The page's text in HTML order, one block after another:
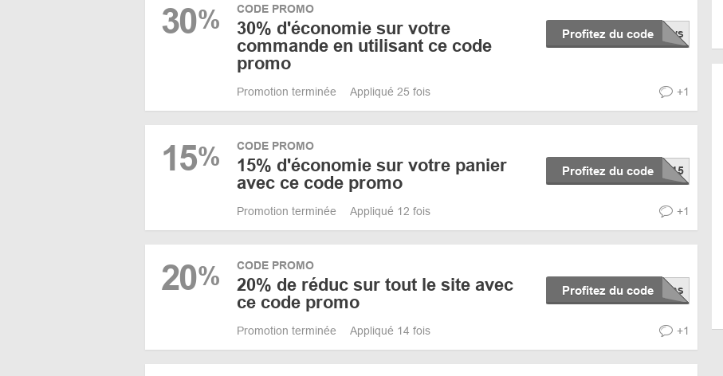
30% CODE PROMO
30% d'économie sur votre
commande en utilisant ce code
promo
Profitez du code
Promotion terminée Appliqué 25 fois +1
15% CODE PROMO
15% d'économie sur votre panier
avec ce code promo
Profitez du code
Promotion terminée Appliqué 12 fois +1
20% CODE PROMO
20% de réduc sur tout le site avec
ce code promo
Profitez du code
Promotion terminée Appliqué 14 fois +1